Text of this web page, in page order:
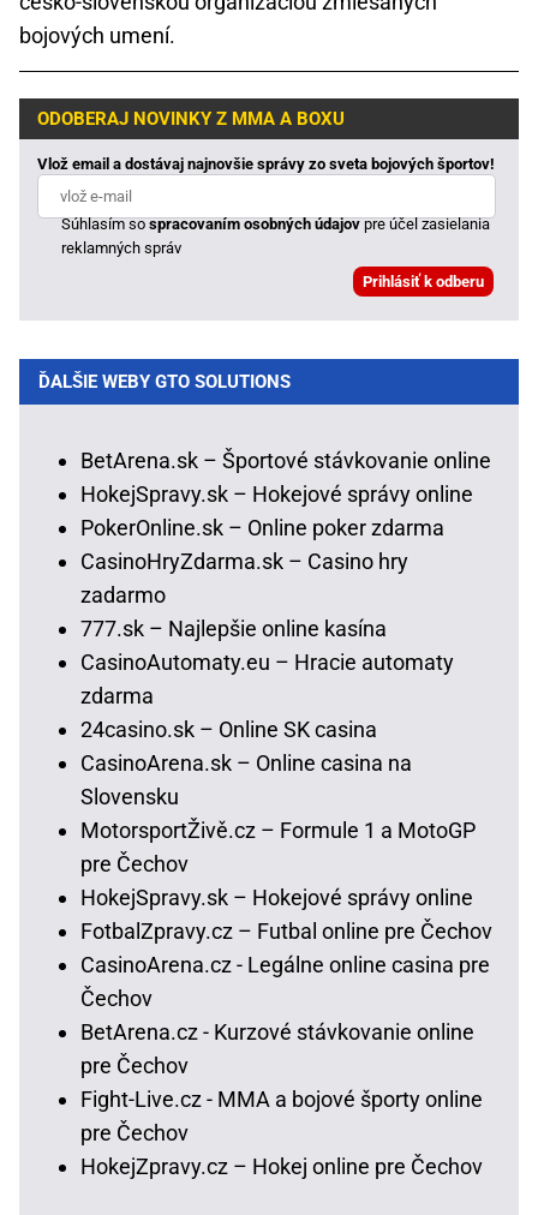
bojových umení.
ODOBERAJ NOVINKY Z MMA A BOXU
Vlož email a dostávaj najnovšie správy zo sveta bojových športov!
Súhlasím sospracovaním osobných údajovpre účel zasielania
reklamných správ
ĎALŠIE WEBY GTO SOLUTIONS
BetArena.sk – Športové stávkovanie online
HokejSpravy.sk – Hokejové správy online
PokerOnline.sk – Online poker zdarma
CasinoHryZdarma.sk – Casino hry
zadarmo
777.sk – Najlepšie online kasína
CasinoAutomaty.eu – Hracie automaty
zdarma
24casino.sk – Online SK casina
CasinoArena.sk – Online casina na
Slovensku
MotorsportŽivě.cz – Formule 1 a MotoGP
pre Čechov
HokejSpravy.sk – Hokejové správy online
FotbalZpravy.cz – Futbal online pre Čechov
CasinoArena.cz - Legálne online casina pre
Čechov
BetArena.cz - Kurzové stávkovanie online
pre Čechov
Fight-Live.cz - MMA a bojové športy online
pre Čechov
HokejZpravy.cz – Hokej online pre Čechov